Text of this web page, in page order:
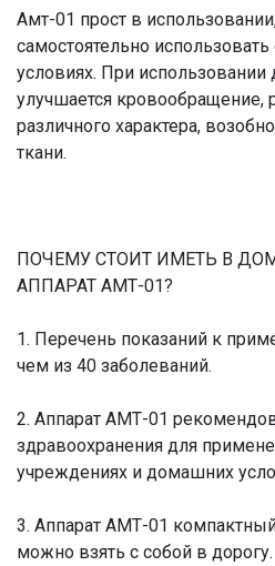
Амт-01 прост в
самостоятельно
условиях. При использовании
улучшается кровообращение,
различного характера,
ткани.
ПОЧЕМУ СТОИТ ИМЕТЬ В
АППАРАТ АМТ-01?
1. Перечень показаний к
чем из 40 заболеваний.
2. Аппарат АМТ-01
здравоохранения для
учреждениях и домашних
3. Аппарат АМТ-01
можно взять с собой в дорогу.